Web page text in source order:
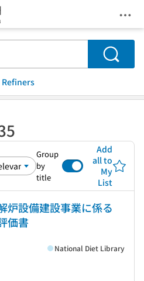
Search
Refiners
Group
by
title
Add
all to
My
List
炉設備建設事業に係る
価書
National Diet Library